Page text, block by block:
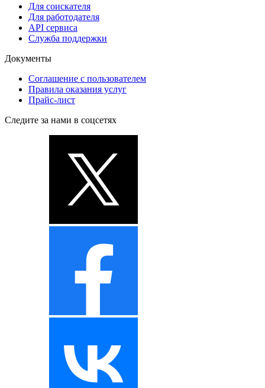
Для соискателя
Для работодателя
API сервиса
Служба поддержки
Документы
Соглашение с пользователем
Правила оказания услуг
Прайс-лист
Следите за нами в соцсетях